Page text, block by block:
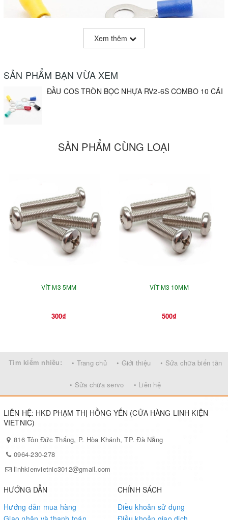
Xem thêm
SẢN PHẨM BẠN VỪA XEM
ĐẦU COS TRÒN BỌC NHỰA RV2-6S COMBO 10 CÁI
SẢN PHẨM CÙNG LOẠI
VÍT M3 5MM
300₫
VÍT M3 10MM
500₫
Tìm kiếm nhiều: • Trang chủ • Giới thiệu • Sửa chữa biến tần
• Sửa chữa servo • Liên hệ
LIÊN HỆ: HKD PHẠM THỊ HỒNG YẾN (CỬA HÀNG LINH KIỆN
VIETNIC)
816 Tôn Đức Thắng, P. Hòa Khánh, TP. Đà Nẵng
0964-230-278
linhkienvietnic3012@gmail.com
HƯỚNG DẪN
Hướng dẫn mua hàng
CHÍNH SÁCH
Điều khoản sử dụng